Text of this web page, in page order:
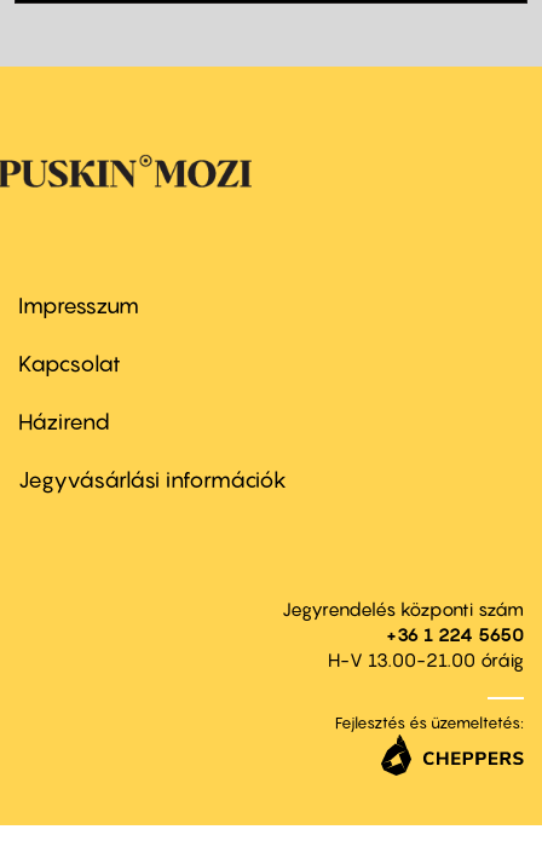
Footer
first
Impresszum
Kapcsolat
Footer
second
Házirend
Jegyvásárlási információk
Jegyrendelés központi szám
+36 1 224 5650
H-V 13.00-21.00 óráig
Fejlesztés és üzemeltetés: